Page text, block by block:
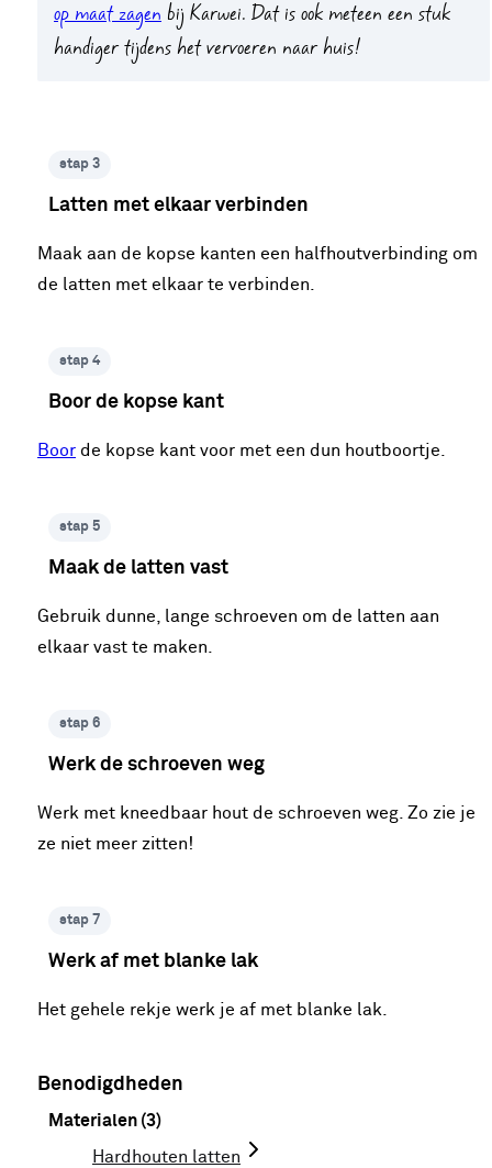
op maat zagen bij Karwei. Dat is ook meteen een stuk
handiger tijdens het vervoeren naar huis!
stap 3
Latten met elkaar verbinden
Maak aan de kopse kanten een halfhoutverbinding om
de latten met elkaar te verbinden.
stap 4
Boor de kopse kant
Boor de kopse kant voor met een dun houtboortje.
stap 5
Maak de latten vast
Gebruik dunne, lange schroeven om de latten aan
elkaar vast te maken.
stap 6
Werk de schroeven weg
Werk met kneedbaar hout de schroeven weg. Zo zie je
ze niet meer zitten!
stap 7
Werk af met blanke lak
Het gehele rekje werk je af met blanke lak.
Benodigdheden
Materialen (3)
Hardhouten latten